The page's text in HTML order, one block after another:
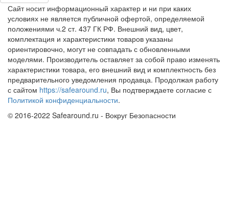
Сайт носит информационный характер и ни при каких
условиях не является публичной офертой, определяемой
положениями ч.2 ст. 437 ГК РФ. Внешний вид, цвет,
комплектация и характеристики товаров указаны
ориентировочно, могут не совпадать с обновленными
моделями. Производитель оставляет за собой право изменять
характеристики товара, его внешний вид и комплектность без
предварительного уведомления продавца. Продолжая работу
с сайтом https://safearound.ru, Вы подтверждаете согласие с
Политикой конфиденциальности.
© 2016-2022 Safearound.ru - Вокруг Безопасности